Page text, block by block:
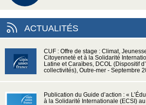
ACTUALITÉS
CUF : Offre de stage : Climat,
Citoyenneté et à la Solidarité
Latine et Caraïbes, DCOL (Dispositif
collectivités), Outre-mer - Septembre
Publication du Guide d’action : «
à la Solidarité Internationale (ECSI)